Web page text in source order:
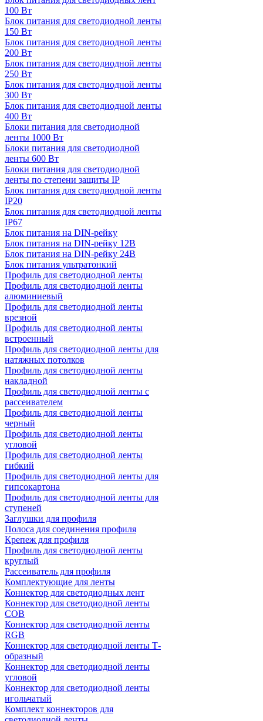
100 Вт
Блок питания для светодиодной ленты
150 Вт
Блок питания для светодиодной ленты
200 Вт
Блок питания для светодиодной ленты
250 Вт
Блок питания для светодиодной ленты
300 Вт
Блок питания для светодиодной ленты
400 Вт
Блоки питания для светодиодной
ленты 1000 Вт
Блоки питания для светодиодной
ленты 600 Вт
Блоки питания для светодиодной
ленты по степени защиты IP
Блок питания для светодиодной ленты
IP20
Блок питания для светодиодной ленты
IP67
Блок питания на DIN-рейку
Блок питания на DIN-рейку 12В
Блок питания на DIN-рейку 24В
Блок питания ультратонкий
Профиль для светодиодной ленты
Профиль для светодиодной ленты
алюминиевый
Профиль для светодиодной ленты
врезной
Профиль для светодиодной ленты
встроенный
Профиль для светодиодной ленты для
натяжных потолков
Профиль для светодиодной ленты
накладной
Профиль для светодиодной ленты с
рассеивателем
Профиль для светодиодной ленты
черный
Профиль для светодиодной ленты
угловой
Профиль для светодиодной ленты
гибкий
Профиль для светодиодной ленты для
гипсокартона
Профиль для светодиодной ленты для
ступеней
Заглушки для профиля
Полоса для соединения профиля
Крепеж для профиля
Профиль для светодиодной ленты
круглый
Рассеиватель для профиля
Комплектующие для ленты
Коннектор для светодиодных лент
Коннектор для светодиодной ленты
COB
Коннектор для светодиодной ленты
RGB
Коннектор для светодиодной ленты Т-
образный
Коннектор для светодиодной ленты
угловой
Коннектор для светодиодной ленты
игольчатый
Комплект коннекторов для